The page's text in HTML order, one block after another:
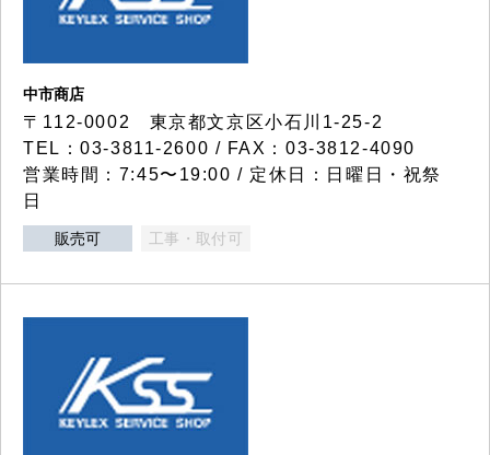
中市商店
〒112-0002 東京都文京区小石川1-25-2
TEL：03-3811-2600 / FAX：03-3812-4090
営業時間：7:45〜19:00 / 定休日：日曜日・祝祭
日
販売可 工事・取付可